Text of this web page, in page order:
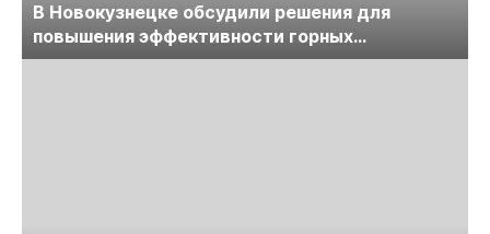
В Новокузнецке обсудили решения для
повышения эффективности горных
предприятий